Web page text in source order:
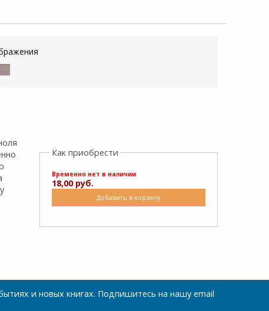
Как приобрести
Временно нет в наличии
18,00 руб.
Добавить в корзину
и новых книгах. Подпишитесь на нашу email